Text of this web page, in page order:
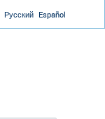
Русский Español